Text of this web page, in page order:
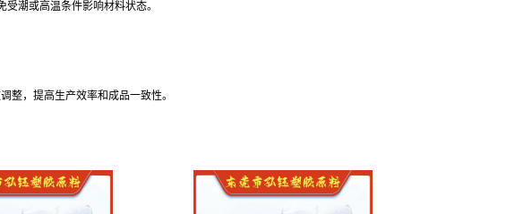
潮或高温条件影响材料状态。
整，提高生产效率和成品一致性。